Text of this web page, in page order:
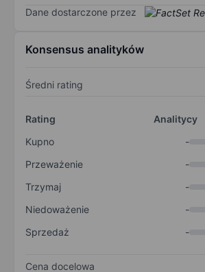
Dane dostarczone przez
Konsensus analityków
Średni rating
Rating
Analitycy
Kupno
-
Przeważenie
-
Trzymaj
-
Niedoważenie
-
Sprzedaż
-
Cena docelowa